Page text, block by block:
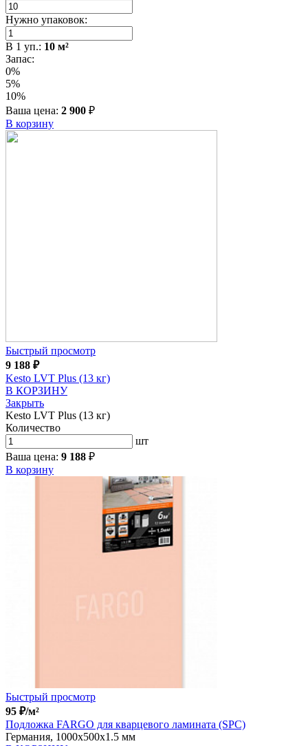
Нужно упаковок:
В 1 уп.: 10 м²
Запас:
0%
5%
10%
Ваша цена: 2 900 ₽
В корзину
Быстрый просмотр
9 188 ₽
Kesto LVT Plus (13 кг)
В КОРЗИНУ
Закрыть
Kesto LVT Plus (13 кг)
Количество
шт
Ваша цена: 9 188 ₽
В корзину
Быстрый просмотр
95 ₽/м²
Подложка FARGO для кварцевого ламината (SPC)
Германия, 1000x500x1.5 мм